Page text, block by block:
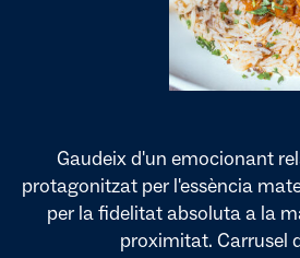
Gaudeix d'un emocionant
protagonitzat per l'essència
per la fidelitat absoluta a la
proximitat. Carrusel